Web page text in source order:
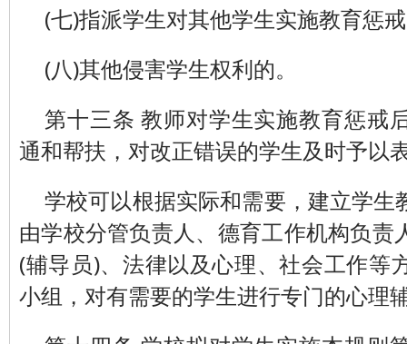
(七)指派学生对其他学生实施教育惩
(八)其他侵害学生权利的。
第十三条 教师对学生实施教育惩戒
通和帮扶，对改正错误的学生及时予以
学校可以根据实际和需要，建立学生
由学校分管负责人、德育工作机构负责
(辅导员)、法律以及心理、社会工作等
小组，对有需要的学生进行专门的心理